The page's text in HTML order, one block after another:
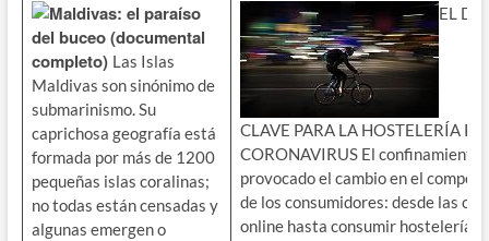
Maldivas: el paraíso
del buceo (documental
completo) Las Islas
Maldivas son sinónimo de
submarinismo. Su
caprichosa geografía está
formada por más de 1200
pequeñas islas coralinas;
no todas están censadas y
algunas emergen o
EL
CLAVE PARA LA HOSTELERÍA
CORONAVIRUS El confinamiento
provocado el cambio en el
de los consumidores: desde las
online hasta consumir hostelería